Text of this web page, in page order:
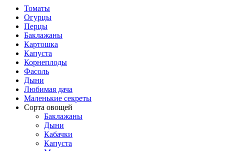
Томаты
Огурцы
Перцы
Баклажаны
Картошка
Капуста
Корнеплоды
Фасоль
Дыни
Любимая дача
Маленькие секреты
Сорта овощей
Баклажаны
Дыни
Кабачки
Капуста